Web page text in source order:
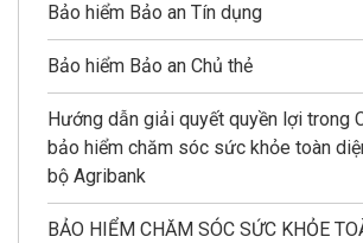
Bảo hiểm Bảo an Tín dụng
Bảo hiểm Bảo an Chủ thẻ
Hướng dẫn giải quyết quyền lợi trong
bảo hiểm chăm sóc sức khỏe toàn
bộ Agribank
BẢO HIỂM CHĂM SÓC SỨC KHỎE